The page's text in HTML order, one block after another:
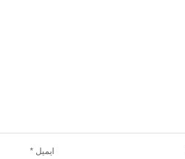
ایمیل *